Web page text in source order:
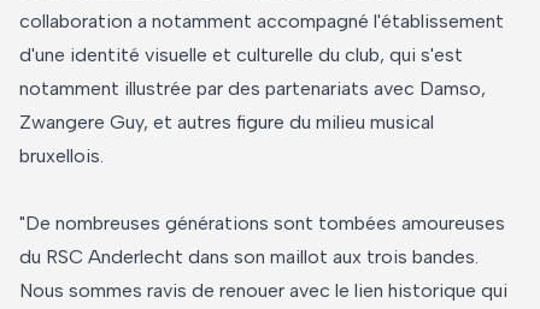
collaboration a notamment accompagné l'établissement
d'une identité visuelle et culturelle du club, qui s'est
notamment illustrée par des partenariats avec Damso,
Zwangere Guy, et autres figure du milieu musical
bruxellois.
"De nombreuses générations sont tombées amoureuses
du RSC Anderlecht dans son maillot aux trois bandes.
Nous sommes ravis de renouer avec le lien historique qui